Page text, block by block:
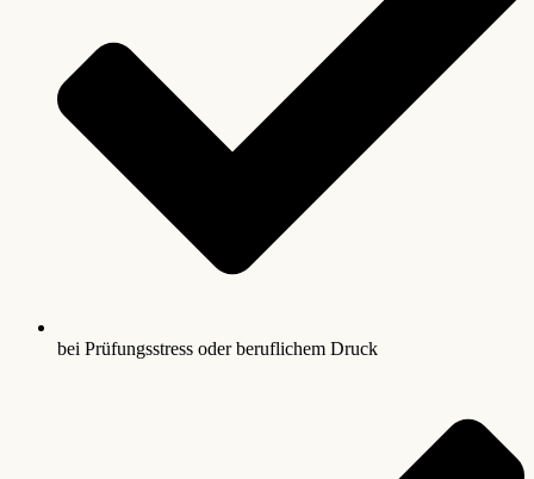
bei Prüfungsstress oder beruflichem Druck